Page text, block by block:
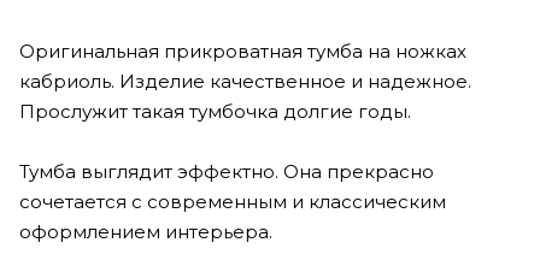
Оригинальная прикроватная тумба на ножках
кабриоль. Изделие качественное и надежное.
Прослужит такая тумбочка долгие годы.
Тумба выглядит эффектно. Она прекрасно
сочетается с современным и классическим
оформлением интерьера.